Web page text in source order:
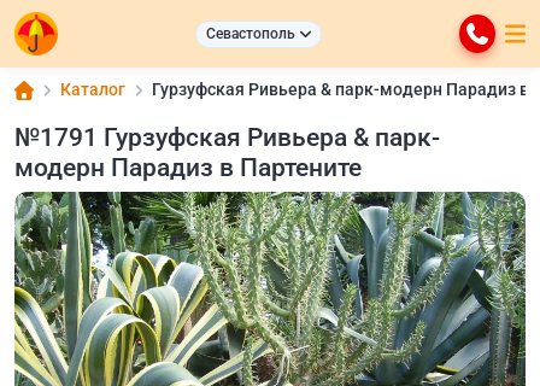
Севастополь
Каталог Гурзуфская Ривьера & парк-модерн Парадиз в
№1791 Гурзуфская Ривьера & парк-
модерн Парадиз в Партените